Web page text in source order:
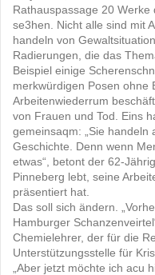
Rathauspassage 20
se3hen. Nicht alle sind mit
handeln von
Radierungen, die das
Beispiel einige
merkwürdigen Posen ohne
Arbeitenwiederrum
von Frauen und Tod. Eins
gemeinsaqm: „Sie
Geschichte. Denn wenn
etwas“, betont der 62-
Pinneberg lebt, seine
präsentiert hat.
Das soll sich ändern.
Hamburger
Chemielehrer, der für die
Unterstützungsstelle für
„Aber jetzt möchte ich acu